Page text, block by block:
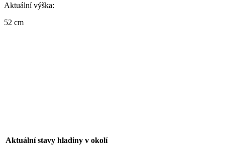
Aktuální výška:
52 cm
Aktuální stavy hladiny v okolí